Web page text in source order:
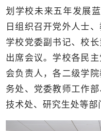
划学校未来五年发展
日组织召开党外人士
学校党委副书记、校
出席会议。学校各民
会负责人，各二级学
务处、党委教师工作
技术处、研究生处等部